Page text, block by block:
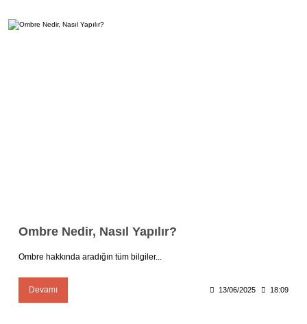
Ombre Nedir, Nasıl Yapılır?
Ombre hakkında aradığın tüm bilgiler...
Devamı 13/06/2025 18:09